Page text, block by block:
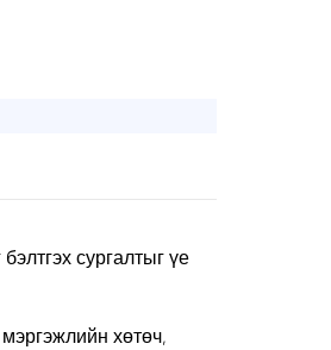
сургалтыг үе
хөтөч,